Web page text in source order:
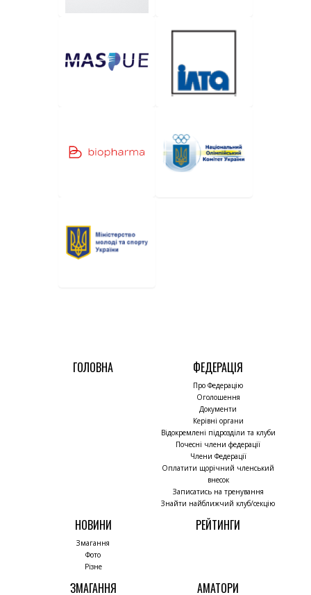
ГОЛОВНА ФЕДЕРАЦІЯ
Про Федерацію
Оголошення
Документи
Керівні органи
Відокремлені підрозділи та клуби
Почесні члени федерації
Члени Федерації
Оплатити щорічний членський
внесок
Записатись на тренування
Знайти найближчий клуб/секцію
НОВИНИ
Змагання
Фото
Різне
РЕЙТИНГИ
ЗМАГАННЯ АМАТОРИ